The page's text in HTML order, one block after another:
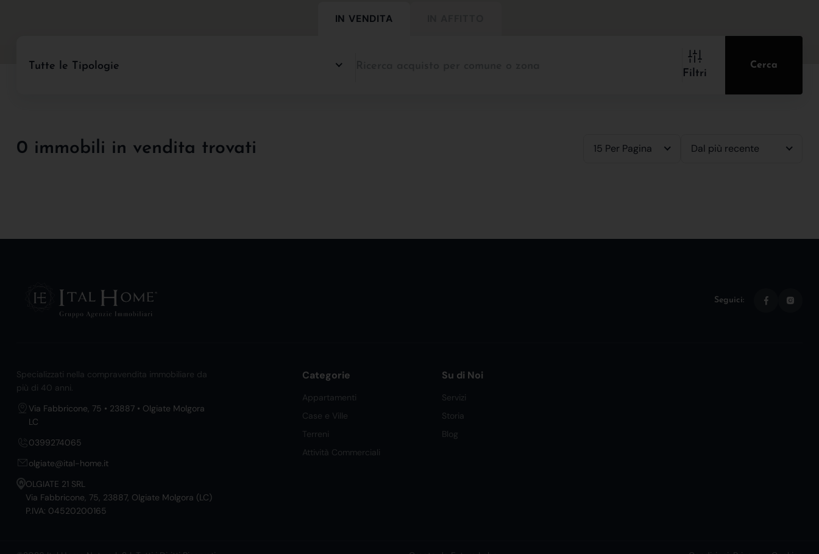
IN VENDITA
Tutte le Tipologie
Filtri
Cerca
0 immobili in vendita trovati 15 Per Pagina Dal più recente
Seguici:
Specializzati nella compravendita immobiliare da
più di 40 anni.
Via Fabbricone, 75 • 23887 • Olgiate Molgora
LC
0399274065
olgiate@ital-home.it
OLGIATE 21 SRL
Via Fabbricone, 75, 23887, Olgiate Molgora (LC)
P.IVA: 04520200165
Categorie
Appartamenti
Case e Ville
Terreni
Attività Commerciali
Su di Noi
Servizi
Storia
Blog